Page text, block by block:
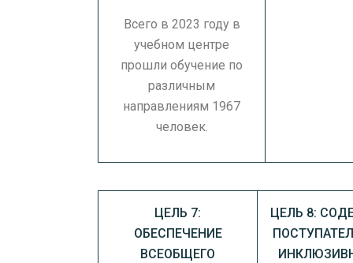
Всего в 2023 году в
учебном центре
прошли обучение по
различным
направлениям 1967
человек.
ЦЕЛЬ 7:
ОБЕСПЕЧЕНИЕ
ВСЕОБЩЕГО
ЦЕЛЬ 8: